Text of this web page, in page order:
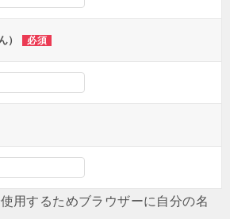
） 必須
用するためブラウザーに自分の名